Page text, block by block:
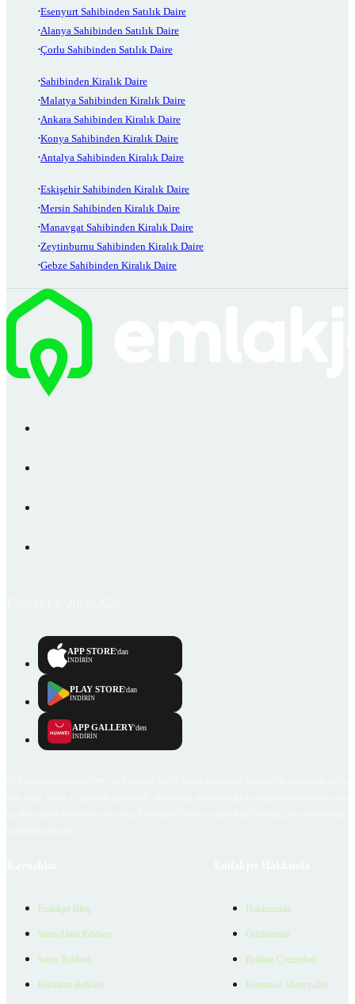
Esenyurt Sahibinden Satılık Daire
Alanya Sahibinden Satılık Daire
Çorlu Sahibinden Satılık Daire
Sahibinden Kiralık Daire
Malatya Sahibinden Kiralık Daire
Ankara Sahibinden Kiralık Daire
Konya Sahibinden Kiralık Daire
Antalya Sahibinden Kiralık Daire
Eskişehir Sahibinden Kiralık Daire
Mersin Sahibinden Kiralık Daire
Manavgat Sahibinden Kiralık Daire
Zeytinburnu Sahibinden Kiralık Daire
Gebze Sahibinden Kiralık Daire
APP STORE'dan
İNDİRİN
PLAY STORE'dan
İNDİRİN
APP GALLERY'den
İNDİRİN
Emlakjet Blog
Satın Alma Rehberi
Satıcı Rehberi
Kiralama Rehberi
Hakkımızda
Ödüllerimiz
Reklam Çözümleri
Kurumsal Materyaller